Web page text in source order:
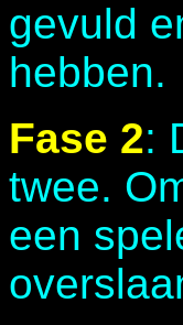
gevuld
hebben.
Fase 2:
twee.
een